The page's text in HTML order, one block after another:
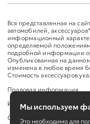
Вся представленная на
автомобилей,
информационный
определяемой
подробной информации
Опубликованная на
изменена в любое время
Стоимость аксессуаров
Правовая информация
Изменить настройку cookies
Сбросить cookie
Мы используем
Это необходимо для